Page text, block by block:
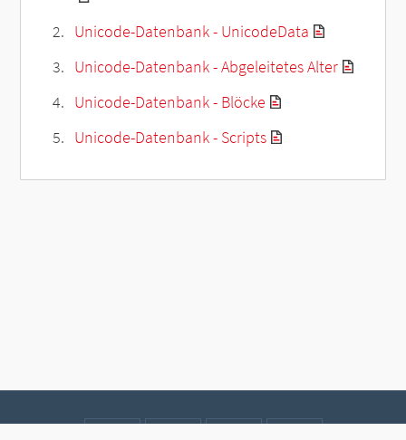
Unicode-Datenbank - UnicodeData
Unicode-Datenbank - Abgeleitetes Alter
Unicode-Datenbank - Blöcke
Unicode-Datenbank - Scripts